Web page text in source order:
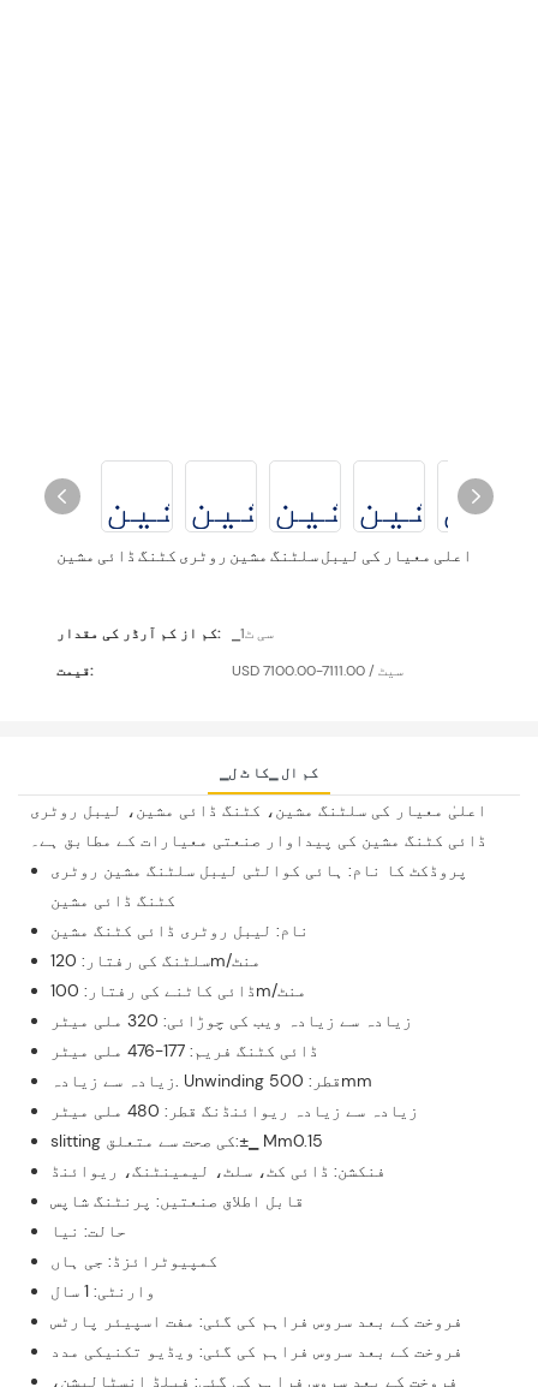
اعلی معیار کی لیبل سلٹنگ مشین روٹری کٹنگ ڈائی مشین
کم از کم آرڈر کی مقدار:
▁سی ٹ1
قیمت:
USD 7100.00-7111.00 / سیٹ
▁کم ال ▁کا ٹ ل
اعلیٰ معیار کی سلٹنگ مشین، کٹنگ ڈائی مشین، لیبل روٹری
ڈائی کٹنگ مشین کی پیداوار صنعتی معیارات کے مطابق ہے۔
پروڈکٹ کا نام: ہائی کوالٹی لیبل سلٹنگ مشین روٹری
کٹنگ ڈائی مشین
نام: لیبل روٹری ڈائی کٹنگ مشین
سلٹنگ کی رفتار: 120m/منٹ
ڈائی کاٹنے کی رفتار: 100m/منٹ
زیادہ سے زیادہ ویب کی چوڑائی: 320 ملی میٹر
ڈائی کٹنگ فریم: 177-476 ملی میٹر
زیادہ سے زیادہ. Unwinding قطر: 500mm
زیادہ سے زیادہ ریوائنڈنگ قطر: 480 ملی میٹر
slitting کی صحت سے متعلق:±▁ Mm0.15
فنکشن: ڈائی کٹ، سلٹ، لیمینٹنگ، ریوائنڈ
قابل اطلاق صنعتیں: پرنٹنگ شاپس
حالت: نیا
کمپیوٹرائزڈ: جی ہاں
وارنٹی: 1 سال
فروخت کے بعد سروس فراہم کی گئی: مفت اسپیئر پارٹس
فروخت کے بعد سروس فراہم کی گئی: ویڈیو تکنیکی مدد
فروخت کے بعد سروس فراہم کی گئی: فیلڈ انسٹالیشن،